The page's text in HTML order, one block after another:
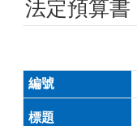
法定預算書